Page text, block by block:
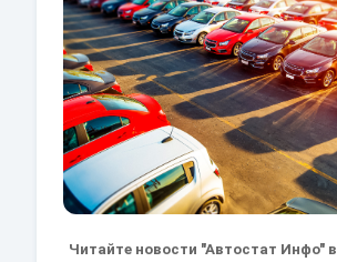
Читайте новости "Автостат Инфо" в